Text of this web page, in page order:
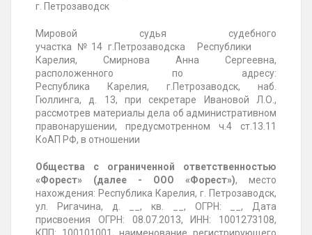
г. Петрозаводск
Мировой судья судебного
участка №14г.Петрозаводска Республики
Карелия, Смирнова Анна Сергеевна,
расположенного по адресу:
Республика
Карелия, г.Петрозаводск, наб.
Гюллинга, д. 13, при секретаре
Ивановой Л.О.,
рассмотрев материалы дела об административном
правонарушении, предусмотренном ч.4 ст.13.11
КоАП РФ, в отношении
Общества с ограниченной ответственностью
«Форест» (далее - ООО «Форест»), место
нахождения: Республика Карелия, г. Петрозаводск,
ул. Ригачина, д. __, кв. __, ОГРН: __, Дата
присвоения ОГРН: 08.07.2013, ИНН: 1001273108,